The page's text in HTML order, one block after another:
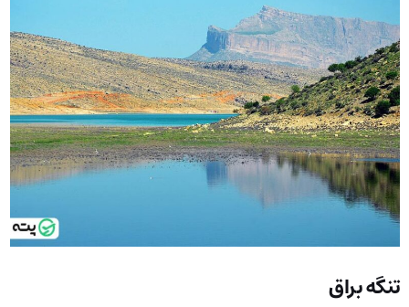
تنگه براق